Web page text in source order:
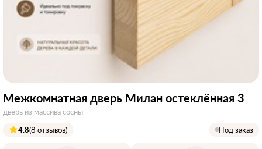
Межкомнатная дверь Милан остеклённая 3
дверь из массива сосны
4.8(8 отзывов) Под заказ